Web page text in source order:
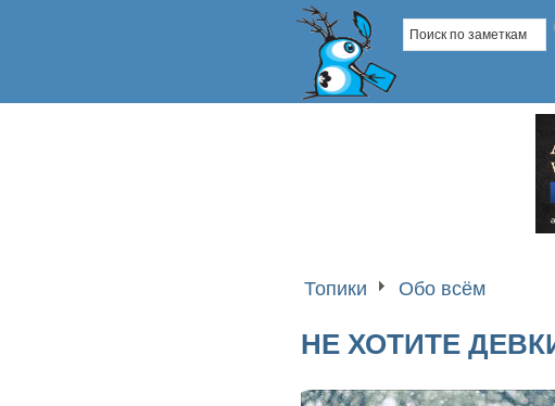
Топики Обо всём
НЕ ХОТИТЕ